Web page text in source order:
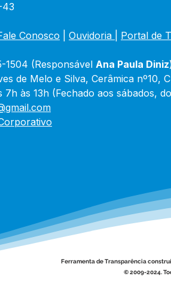
43
Conosco Ouvidoria Portal de
1504 (Responsável Ana Paula Diniz
de Melo e Silva, Cerâmica nº10,
7h às 13h (Fechado aos sábados,
Ferramenta de Transparência
© 2009-2024.